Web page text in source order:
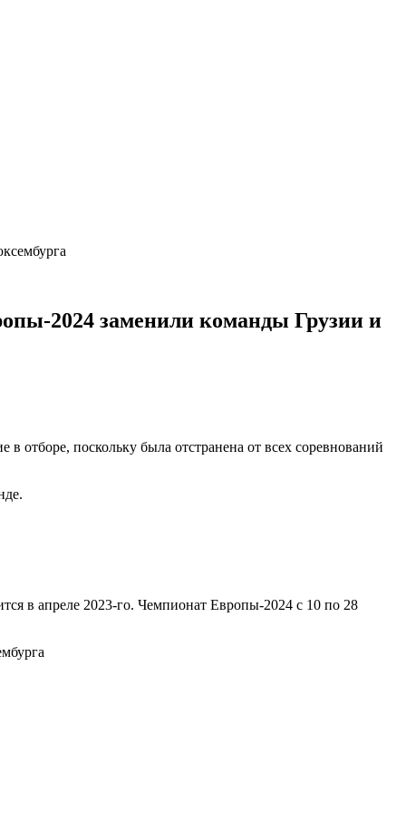
2024 заменили команды Грузии и
поскольку была отстранена от всех соревнований
в апреле 2023-го. Чемпионат Европы-2024 с 10 по 28